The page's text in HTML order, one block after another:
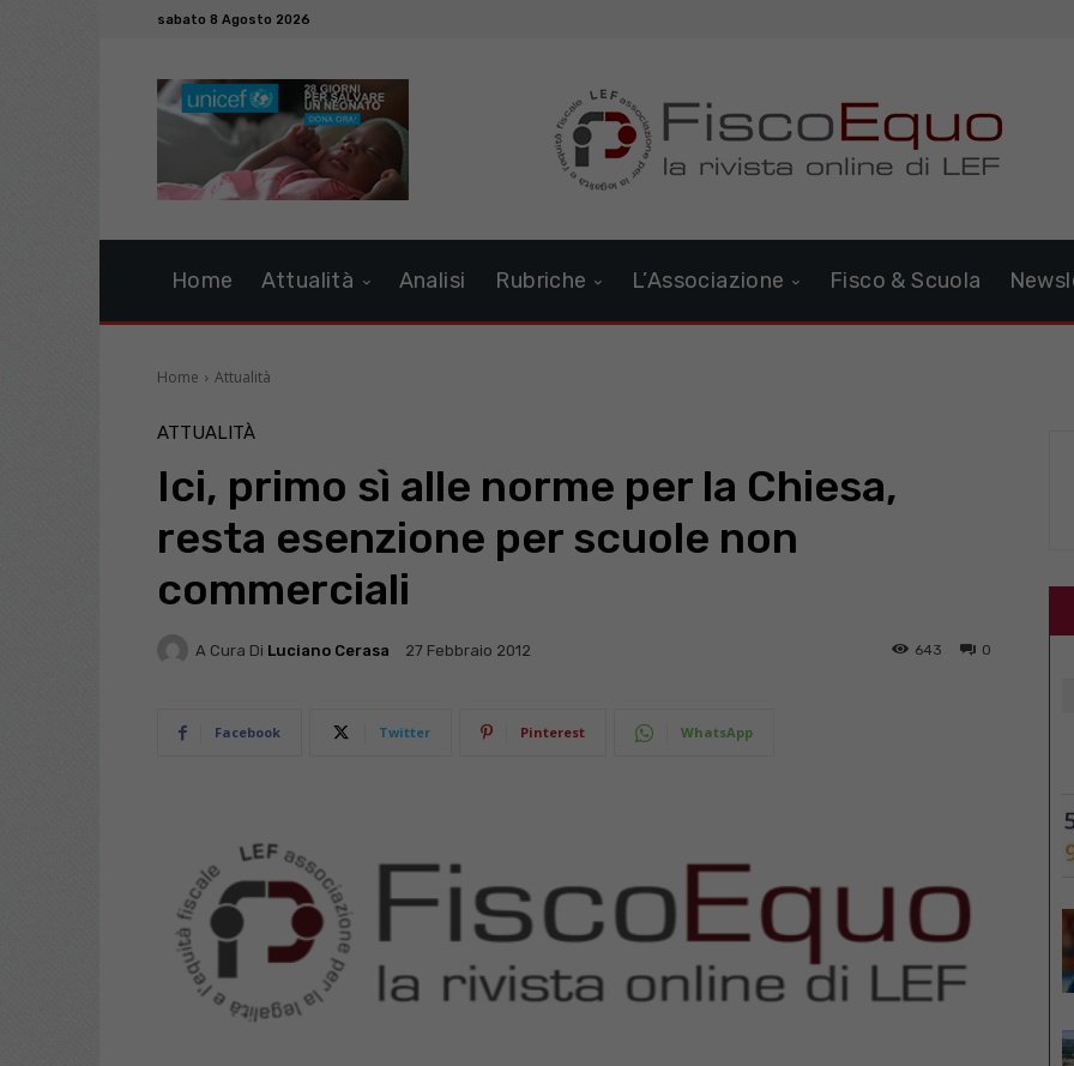
sabato 8 Agosto 2026
Home Attualità Analisi Rubriche L’Associazione Fisco & Scuola
Home Attualità
ATTUALITÀ
Ici, primo sì alle norme per la Chiesa,
resta esenzione per scuole non
commerciali
A Cura Di Luciano Cerasa 27 Febbraio 2012 0
643
Facebook Twitter Pinterest WhatsApp